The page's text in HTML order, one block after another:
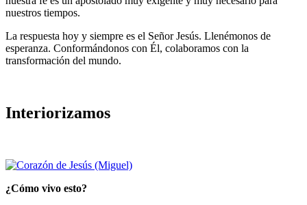
nuestros tiempos.
La respuesta hoy y siempre es el Señor Jesús. Llenémonos de
esperanza. Con­formándonos con Él, colaboramos con la
transformación del mundo.
Interiorizamos
¿Cómo vivo esto?